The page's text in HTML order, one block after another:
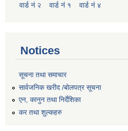
वार्ड नं २ वार्ड नं १ वार्ड नं ४
Notices
सूचना तथा समाचार
सार्वजनिक खरीद /बोलपत्र सूचना
एन, कानुन तथा निर्देशिका
कर तथा शुल्कहरु